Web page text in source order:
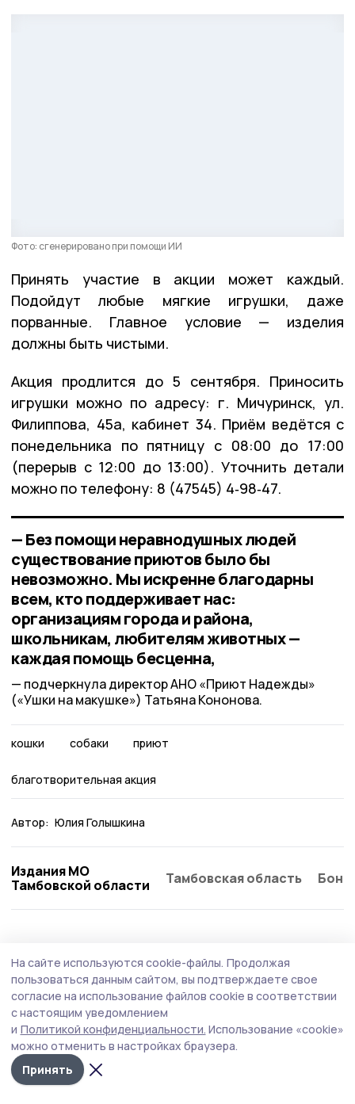
Фото: сгенерировано при помощи ИИ
Принять участие в акции может каждый.
Подойдут любые мягкие игрушки, даже
порванные. Главное условие — изделия
должны быть чистыми.
Акция продлится до 5 сентября. Приносить
игрушки можно по адресу: г. Мичуринск, ул.
Филиппова, 45а, кабинет 34. Приём ведётся с
понедельника по пятницу с 08:00 до 17:00
(перерыв с 12:00 до 13:00). Уточнить детали
можно по телефону: 8 (47545) 4‑98‑47.
— Без помощи неравнодушных людей
существование приютов было бы
невозможно. Мы искренне благодарны
всем, кто поддерживает нас:
организациям города и района,
школьникам, любителям животных —
каждая помощь бесценна,
подчеркнула директор АНО «Приют Надежды»
(«Ушки на макушке») Татьяна Кононова.
кошки собаки приют
благотворительная акция
Автор: Юлия Голышкина
Издания МО
Тамбовской области
Тамбовская область
На сайте используются cookie-файлы. Продолжая
пользоваться данным сайтом, вы подтверждаете свое
согласие на использование файлов cookie в соответствии
с настоящим уведомлением
и Политикой конфиденциальности. Использование «cookie»
можно отменить в настройках браузера.
Принять